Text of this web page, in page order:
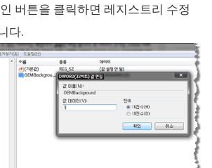
버튼을 클릭하면 레지스트리 수정
다.